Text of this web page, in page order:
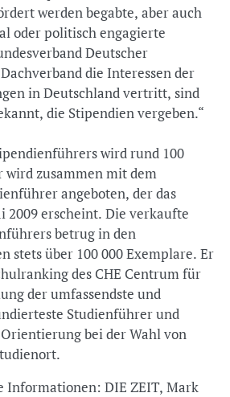
werden begabte, aber auch
oder politisch engagierte
Deutscher
die Interessen der
in Deutschland vertritt, sind
die Stipendien vergeben.“
wird rund 100
wird zusammen mit dem
angeboten, der das
2009 erscheint. Die verkaufte
betrug in den
stets über 100 000 Exemplare. Er
des CHE Centrum für
der umfassendste und
Studienführer und
bei der Wahl von
Informationen: DIE ZEIT, Mark